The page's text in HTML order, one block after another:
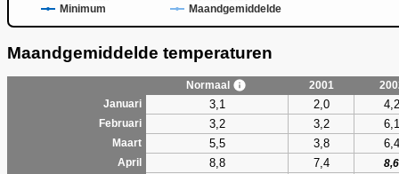
Minimum
Maandgemiddelde
Maandgemiddelde temperaturen
Normaal 2001
Januari
3,1 2,0 4,2
Februari 3,2 3,2 6,1
Maart 5,5 3,8 6,4
April 8,8 7,4
8,6